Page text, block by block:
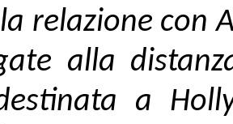
relazione con
alla
a